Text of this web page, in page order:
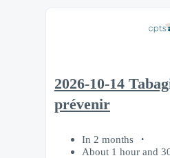
2026-10-14
prévenir
In 2 months
About 1 hour and